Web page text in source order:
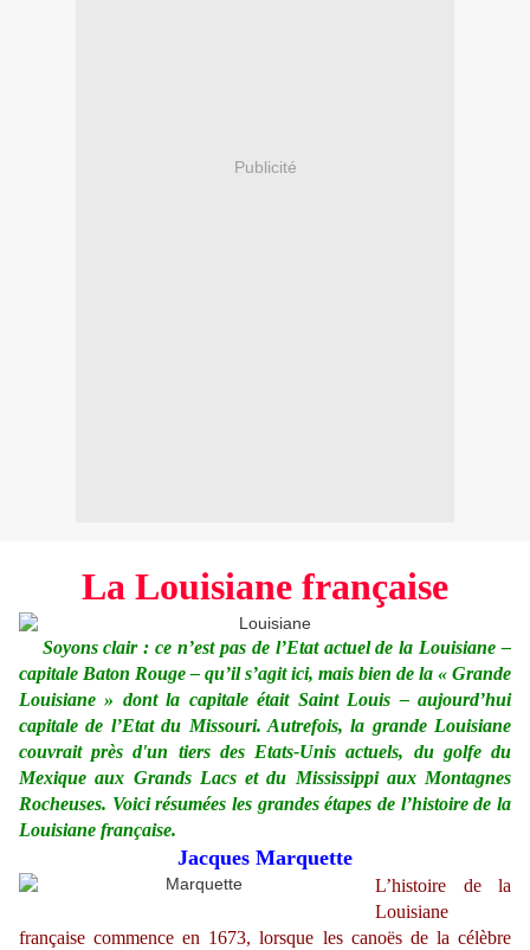
Publicité
La Louisiane française
Soyons clair : ce n’est pas de l’Etat actuel de la Louisiane –
capitale Baton Rouge – qu’il s’agit ici, mais bien de la « Grande
Louisiane » dont la capitale était Saint Louis – aujourd’hui
capitale de l’Etat du Missouri. Autrefois, la grande Louisiane
couvrait près d'un tiers des Etats-Unis actuels, du golfe du
Mexique aux Grands Lacs et du Mississippi aux Montagnes
Rocheuses. Voici résumées les grandes étapes de l’histoire de la
Louisiane française.
Jacques Marquette
L’histoire de la
Louisiane
française commence en 1673, lorsque les canoës de la célèbre